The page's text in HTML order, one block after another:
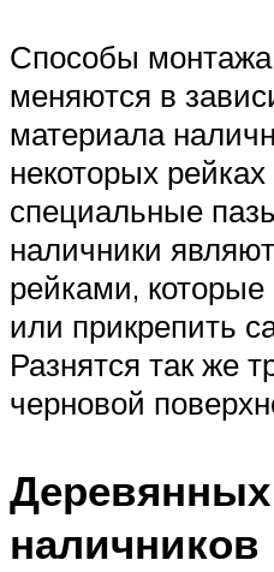
Способы
меняются в
материала
некоторых
специальные
наличники
рейками,
или прикрепить
Разнятся так же
черновой
Деревянных
наличников